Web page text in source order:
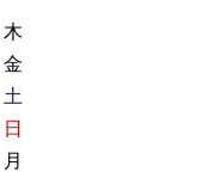
木
金
土
日
月